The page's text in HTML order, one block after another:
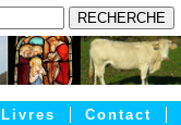
Contact
Livres